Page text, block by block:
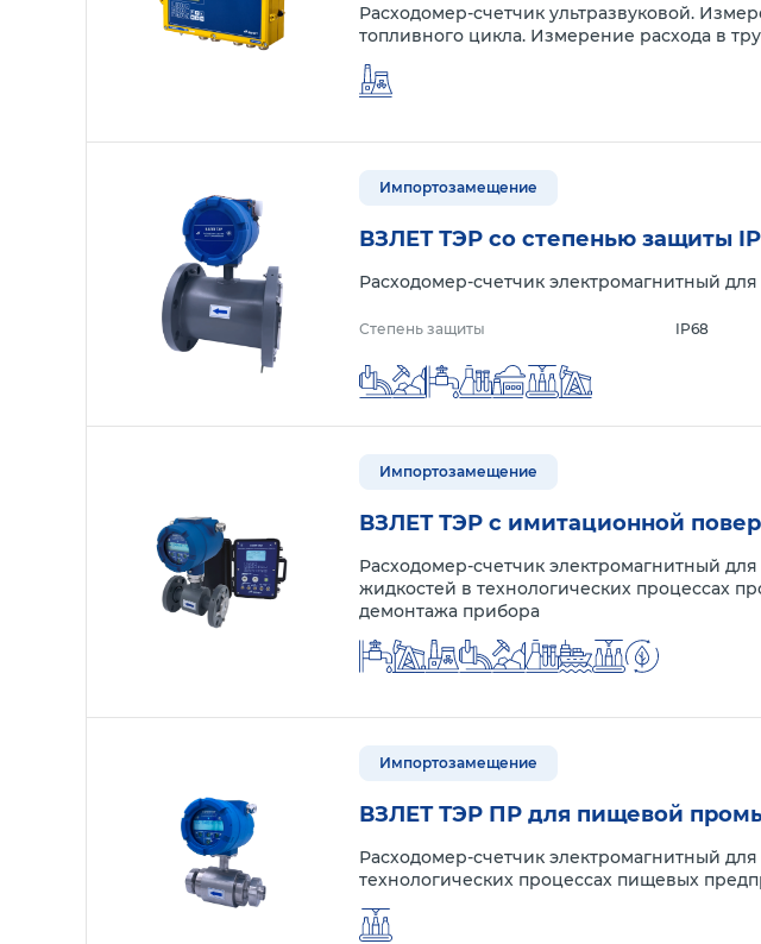
Расходомер-счетчик ультразвуковой.
топливного цикла. Измерение расхода в
Импортозамещение
ВЗЛЕТ ТЭР со степенью защиты
Расходомер-счетчик электромагнитный
Степень защиты IP68
Импортозамещение
ВЗЛЕТ ТЭР с имитационной
Расходомер-счетчик электромагнитный
жидкостей в технологических процессах
демонтажа прибора
Импортозамещение
ВЗЛЕТ ТЭР ПР для пищевой
Расходомер-счетчик электромагнитный
технологических процессах пищевых